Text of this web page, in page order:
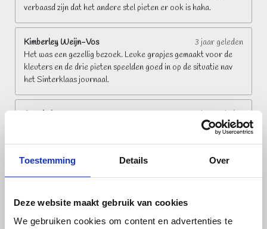
Toestemming Details Over
Deze website maakt gebruik van cookies
We gebruiken cookies om content en advertenties te
verbaasd zijn dat het andere stel pieten er ook is haha.
Kimberley Weijn-Vos
3 jaar geleden
Het was een gezellig bezoek. Leuke grapjes gemaakt voor de
kleuters en de drie pieten speelden goed in op de situatie nav
het Sinterklaas journaal.
Annabel
3 jaar geleden
Heel leuk, 2 pieten op bezoek.
Ons kleinkind heeft genoten, ook nog lang nadat ze weg waren